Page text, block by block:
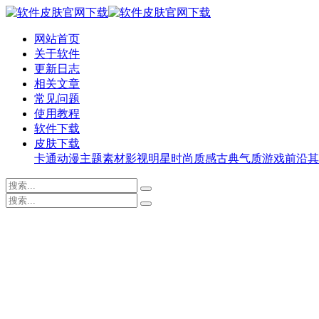
网站首页
关于软件
更新日志
相关文章
常见问题
使用教程
软件下载
皮肤下载
卡通动漫主题素材影视明星时尚质感古典气质游戏前沿